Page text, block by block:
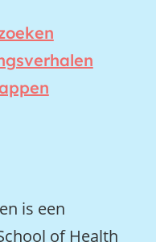
is een
of Health